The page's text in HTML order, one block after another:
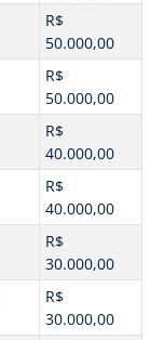
R$
50.000,00
R$
50.000,00
R$
40.000,00
R$
40.000,00
R$
30.000,00
R$
30.000,00